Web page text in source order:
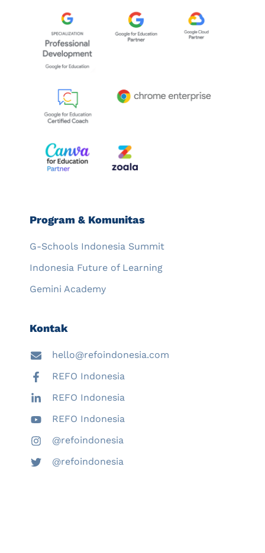
Program & Komunitas
G-Schools Indonesia Summit
Indonesia Future of Learning
Gemini Academy
Kontak
hello@refoindonesia.com
REFO Indonesia
REFO Indonesia
REFO Indonesia
@refoindonesia
@refoindonesia